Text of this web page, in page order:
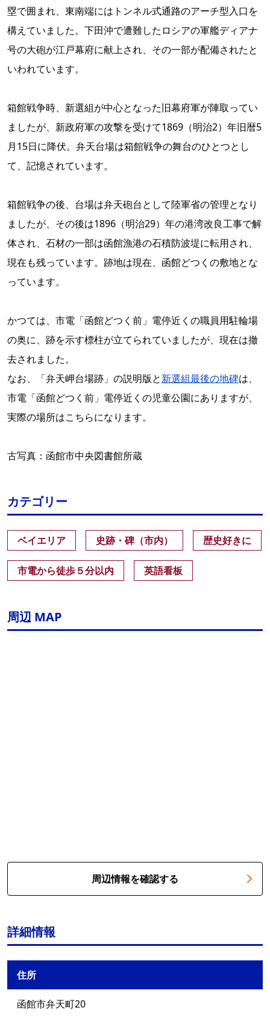
塁で囲まれ、東南端にはトンネル式通路のアーチ型入口を
構えていました。下田沖で遭難したロシアの軍艦ディアナ
号の大砲が江戸幕府に献上され、その一部が配備されたと
いわれています。
箱館戦争時、新選組が中心となった旧幕府軍が陣取ってい
ましたが、新政府軍の攻撃を受けて1869（明治2）年旧暦5
月15日に降伏。弁天台場は箱館戦争の舞台のひとつとし
て、記憶されています。
箱館戦争の後、台場は弁天砲台として陸軍省の管理となり
ましたが、その後は1896（明治29）年の港湾改良工事で解
体され、石材の一部は函館漁港の石積防波堤に転用され、
現在も残っています。跡地は現在、函館どつくの敷地とな
っています。
かつては、市電「函館どつく前」電停近くの職員用駐輪場
の奥に、跡を示す標柱が立てられていましたが、現在は撤
去されました。
なお、「弁天岬台場跡」の説明版と新選組最後の地碑は、
市電「函館どつく前」電停近くの児童公園にありますが、
実際の場所はこちらになります。
古写真：函館市中央図書館所蔵
カテゴリー
ベイエリア 史跡・碑（市内） 歴史好きに
市電から徒歩５分以内 英語看板
周辺 MAP
周辺情報を確認する
詳細情報
住所
函館市弁天町20